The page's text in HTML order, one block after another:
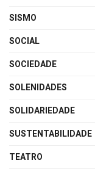
SISMO
SOCIAL
SOCIEDADE
SOLENIDADES
SOLIDARIEDADE
SUSTENTABILIDADE
TEATRO